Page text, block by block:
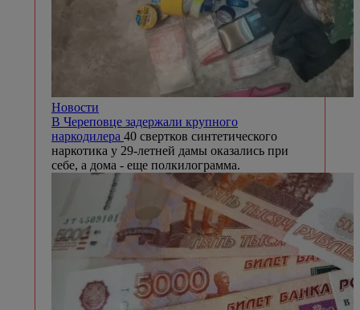
Новости
В Череповце задержали крупного
наркодилера 40 свертков синтетического
наркотика у 29-летней дамы оказались при
себе, а дома - еще полкилограмма.